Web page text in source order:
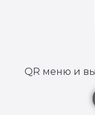
QR меню и